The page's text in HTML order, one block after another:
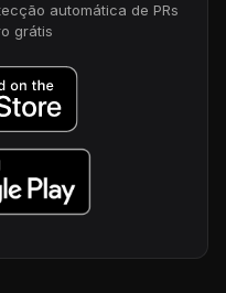
automática de PRs
grátis